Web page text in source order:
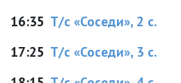
16:35 Т/с «Соседи», 2 с.
17:25 Т/с «Соседи», 3 с.